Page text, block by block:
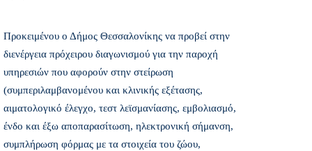
Προκειμένου ο Δήμος Θεσσαλονίκης να προβεί στην
διενέργεια πρόχειρου διαγωνισμού για την παροχή
υπηρεσιών που αφορούν στην στείρωση
(συμπεριλαμβανομένου και κλινικής εξέτασης,
αιματολογικό έλεγχο, τεστ λεϊσμανίασης, εμβολιασμό,
ένδο και έξω αποπαρασίτωση, ηλεκτρονική σήμανση,
συμπλήρωση φόρμας με τα στοιχεία του ζώου,